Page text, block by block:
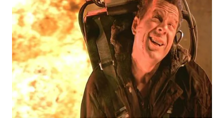
WN
SOLO
WN
BOROBUDUR
WN
MADURA
WN